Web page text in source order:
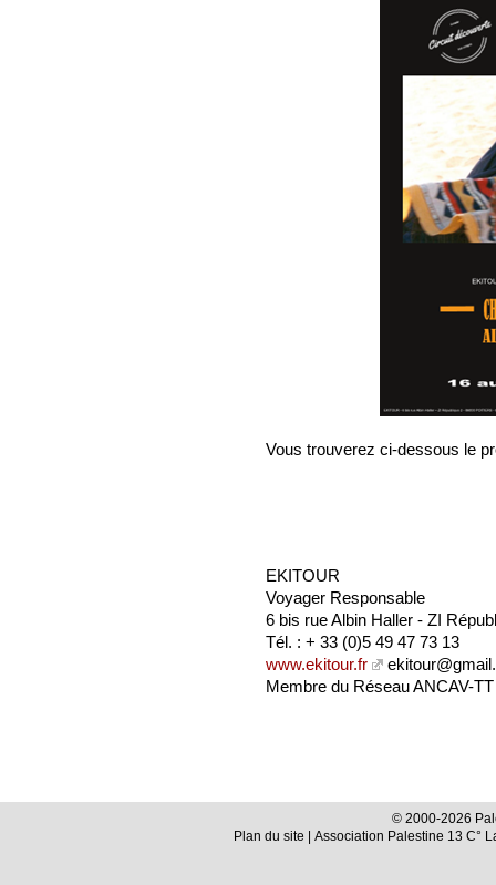
Vous trouverez ci-dessous le
EKITOUR
Voyager Responsable
6 bis rue Albin Haller - ZI
Tél. : + 33 (0)5 49 47 73 13
www.ekitour.fr
Membre du Réseau ANCAV-TT
© 2000-2026
Plan du site | Association Palestine 13 C°